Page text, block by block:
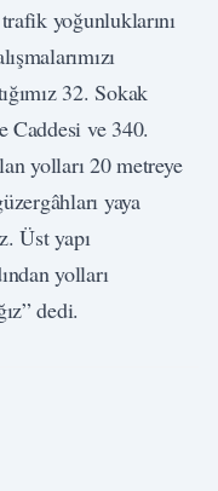
yoğunluklarını
32. Sokak
Caddesi ve 340.
yolları 20 metreye
yaya
Üst yapı
yolları
dedi.